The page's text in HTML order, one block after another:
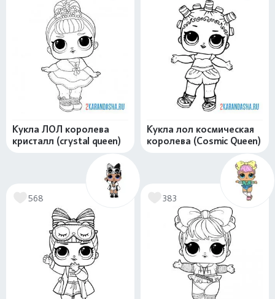
Кукла ЛОЛ королева
кристалл (crystal queen)
Кукла лол космическая
королева (Cosmic Queen)
568 383